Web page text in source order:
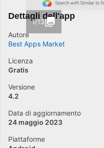
1/13
Dettagli dell'app
Autore
Best Apps Market
Licenza
Gratis
Versione
4.2
Data di aggiornamento
24 maggio 2023
Piattaforme